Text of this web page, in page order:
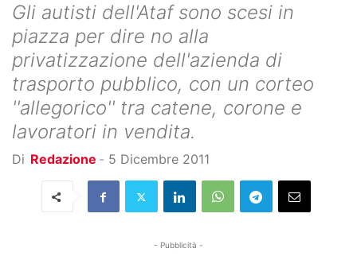
Gli autisti dell'Ataf sono scesi in
piazza per dire no alla
privatizzazione dell'azienda di
trasporto pubblico, con un corteo
''allegorico'' tra catene, corone e
lavoratori in vendita.
Di Redazione - 5 Dicembre 2011
- Pubblicità -